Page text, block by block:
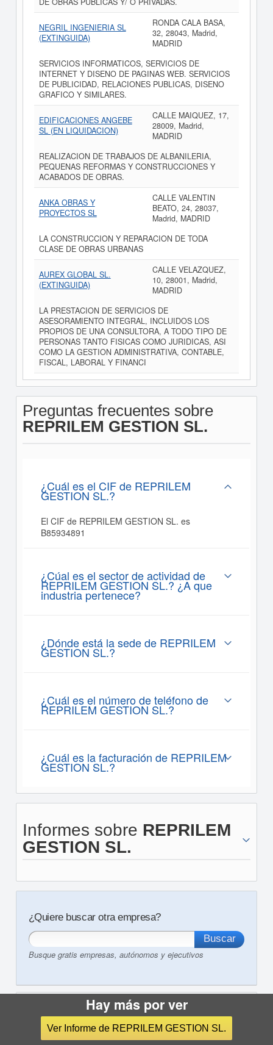
NEGRIL INGENIERIA SL
(EXTINGUIDA)
RONDA CALA BASA,
32, 28043, Madrid,
MADRID
SERVICIOS INFORMATICOS, SERVICIOS DE
INTERNET Y DISENO DE PAGINAS WEB. SERVICIOS
DE PUBLICIDAD, RELACIONES PUBLICAS, DISENO
GRAFICO Y SIMILARES.
EDIFICACIONES ANGEBE
SL (EN LIQUIDACION)
CALLE MAIQUEZ, 17,
28009, Madrid,
MADRID
REALIZACION DE TRABAJOS DE ALBANILERIA,
PEQUENAS REFORMAS Y CONSTRUCCIONES Y
ACABADOS DE OBRAS.
ANKA OBRAS Y
PROYECTOS SL
CALLE VALENTIN
BEATO, 24, 28037,
Madrid, MADRID
LA CONSTRUCCION Y REPARACION DE TODA
CLASE DE OBRAS URBANAS
AUREX GLOBAL SL.
(EXTINGUIDA)
CALLE VELAZQUEZ,
10, 28001, Madrid,
MADRID
LA PRESTACION DE SERVICIOS DE
ASESORAMIENTO INTEGRAL, INCLUIDOS LOS
PROPIOS DE UNA CONSULTORA, A TODO TIPO DE
PERSONAS TANTO FISICAS COMO JURIDICAS, ASI
COMO LA GESTION ADMINISTRATIVA, CONTABLE,
FISCAL, LABORAL Y FINANCI
Preguntas frecuentes sobre
REPRILEM GESTION SL.
¿Cuál es el CIF de REPRILEM
GESTION SL.?
El CIF de REPRILEM GESTION SL. es
B85934891
¿Cúal es el sector de actividad de
REPRILEM GESTION SL.? ¿A que
industria pertenece?
¿Dónde está la sede de REPRILEM
GESTION SL.?
¿Cuál es el número de teléfono de
REPRILEM GESTION SL.?
¿Cuál es la facturación de REPRILEM
GESTION SL.?
Informes sobre REPRILEM
GESTION SL.
¿Quiere buscar otra empresa?
Busque gratis empresas, autónomos y ejecutivos
Otros servicios de eInforma:
Informe financiero
Buscador cif empresas
Segmentación de empresas
Hay más por ver
Ver Informe de REPRILEM GESTION SL.